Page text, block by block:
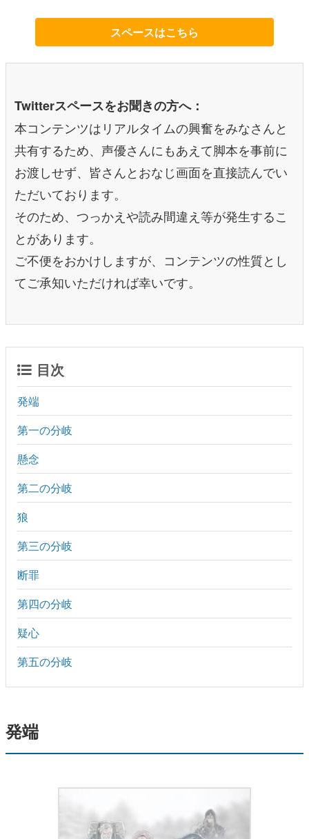
スペースはこちら
Twitterスペースをお聞きの方へ：
本コンテンツはリアルタイムの興奮をみなさんと
共有するため、声優さんにもあえて脚本を事前に
お渡しせず、皆さんとおなじ画面を直接読んでい
ただいております。
そのため、つっかえや読み間違え等が発生するこ
とがあります。
ご不便をおかけしますが、コンテンツの性質とし
てご承知いただければ幸いです。
目次
発端
第一の分岐
懸念
第二の分岐
狼
第三の分岐
断罪
第四の分岐
疑心
第五の分岐
発端